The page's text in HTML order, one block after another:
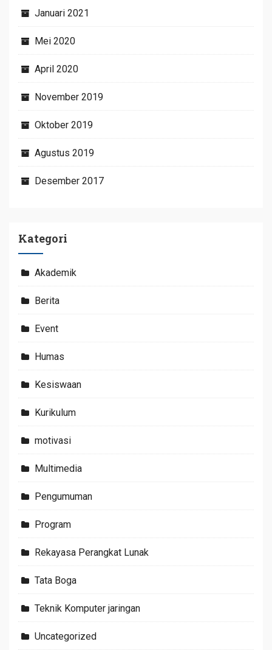
Januari 2021
Mei 2020
April 2020
November 2019
Oktober 2019
Agustus 2019
Desember 2017
Kategori
Akademik
Berita
Event
Humas
Kesiswaan
Kurikulum
motivasi
Multimedia
Pengumuman
Program
Rekayasa Perangkat Lunak
Tata Boga
Teknik Komputer jaringan
Uncategorized